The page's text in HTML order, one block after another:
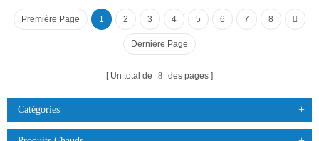
Première Page 1 2 3 4 5 6 7 8
Dernière Page
Un total de 8 des pages
Catégories